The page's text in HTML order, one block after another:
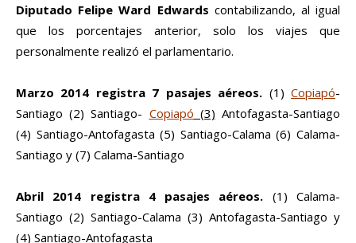
Diputado Felipe Ward Edwards contabilizando, al igual
que los porcentajes anterior, solo los viajes que
personalmente realizó el parlamentario.
Marzo 2014 registra 7 pasajes aéreos. (1)Copiapó-
Santiago (2) Santiago- Copiapó (3) Antofagasta-Santiago
(4) Santiago-Antofagasta (5) Santiago-Calama (6) Calama-
Santiago y (7) Calama-Santiago
Abril 2014 registra 4 pasajes aéreos. (1) Calama-
Santiago (2) Santiago-Calama (3) Antofagasta-Santiago y
(4) Santiago-Antofagasta